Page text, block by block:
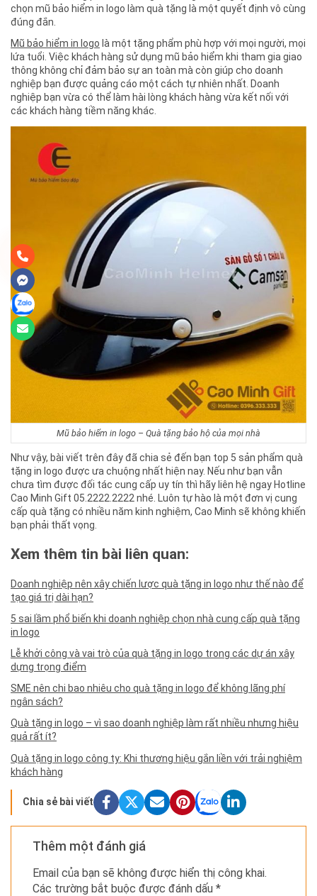
chọn mũ bảo hiểm in logo làm quà tặng là một quyết định vô cùng
đúng đắn.
Mũ bảo hiểm in logo là một tặng phẩm phù hợp với mọi người, mọi
lứa tuổi. Việc khách hàng sử dụng mũ bảo hiểm khi tham gia giao
thông không chỉ đảm bảo sự an toàn mà còn giúp cho doanh
nghiệp bạn được quảng cáo một cách tự nhiên nhất. Doanh
nghiệp bạn vừa có thể làm hài lòng khách hàng vừa kết nối với
các khách hàng tiềm năng khác.
Mũ bảo hiểm in logo – Quà tặng bảo hộ của mọi nhà
Như vậy, bài viết trên đây đã chia sẻ đến bạn top 5 sản phẩm quà
tặng in logo được ưa chuộng nhất hiện nay. Nếu như bạn vẫn
chưa tìm được đối tác cung cấp uy tín thì hãy liên hệ ngay Hotline
Cao Minh Gift 05.2222.2222 nhé. Luôn tự hào là một đơn vị cung
cấp quà tặng có nhiều năm kinh nghiệm, Cao Minh sẽ không khiến
bạn phải thất vọng.
Xem thêm tin bài liên quan:
Doanh nghiệp nên xây chiến lược quà tặng in logo như thế nào để
tạo giá trị dài hạn?
5 sai lầm phổ biến khi doanh nghiệp chọn nhà cung cấp quà tặng
in logo
Lễ khởi công và vai trò của quà tặng in logo trong các dự án xây
dựng trọng điểm
SME nên chi bao nhiêu cho quà tặng in logo để không lãng phí
ngân sách?
Quà tặng in logo – vì sao doanh nghiệp làm rất nhiều nhưng hiệu
quả rất ít?
Quà tặng in logo công ty: Khi thương hiệu gắn liền với trải nghiệm
khách hàng
Chia sẻ bài viết
Thêm một đánh giá
Email của bạn sẽ không được hiển thị công khai.
Các trường bắt buộc được đánh dấu *